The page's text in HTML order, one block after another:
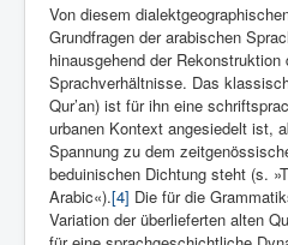
Von diesem
Grundfragen der arabischen
hinausgehend der
Sprachverhältnisse. Das
Qur’an) ist für ihn eine
urbanen Kontext angesiedelt ist,
Spannung zu dem
beduinischen Dichtung steht (s.
Arabic«).[4] Die für die
Variation der überlieferten alten